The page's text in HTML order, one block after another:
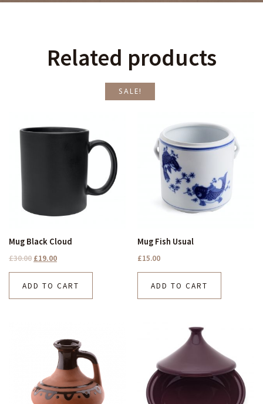
Related products
SALE!
Mug Black Cloud
£30.00 £19.00
ADD TO CART
Mug Fish Usual
£15.00
ADD TO CART